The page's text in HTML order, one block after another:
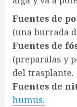
Fuentes de
(una burrada
Fuentes de
(preparálas y
del trasplante.
Fuentes de
humus.